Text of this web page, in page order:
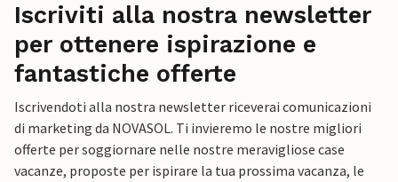
Iscriviti alla nostra newsletter
per ottenere ispirazione e
fantastiche offerte
Iscrivendoti alla nostra newsletter riceverai comunicazioni
di marketing da NOVASOL. Ti invieremo le nostre migliori
offerte per soggiornare nelle nostre meravigliose case
vacanze, proposte per ispirare la tua prossima vacanza, le